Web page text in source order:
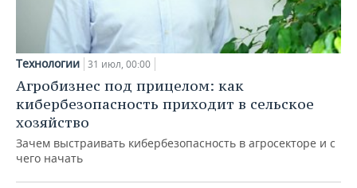
Технологии 31 июл, 00:00
Агробизнес под прицелом: как
кибербезопасность приходит в сельское
хозяйство
Зачем выстраивать кибербезопасность в агросекторе и с
чего начать